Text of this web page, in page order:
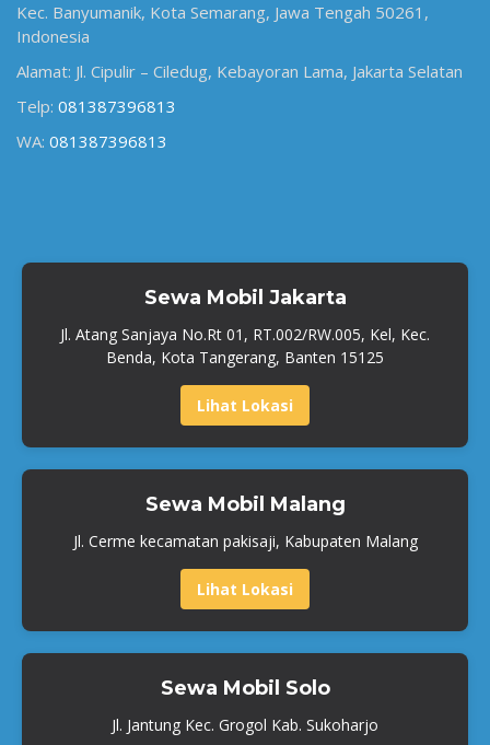
Kec. Banyumanik, Kota Semarang, Jawa Tengah 50261,
Indonesia
Alamat: Jl. Cipulir – Ciledug, Kebayoran Lama, Jakarta Selatan
Telp: 081387396813
WA: 081387396813
Sewa Mobil Jakarta
Jl. Atang Sanjaya No.Rt 01, RT.002/RW.005, Kel, Kec.
Benda, Kota Tangerang, Banten 15125
Lihat Lokasi
Sewa Mobil Malang
Jl. Cerme kecamatan pakisaji, Kabupaten Malang
Lihat Lokasi
Sewa Mobil Solo
Jl. Jantung Kec. Grogol Kab. Sukoharjo